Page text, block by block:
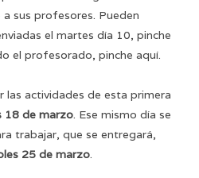
sus profesores. Pueden
el martes día 10, pinche
el profesorado, pinche aquí.
las actividades de esta primera
18 de marzo. Ese mismo día se
trabajar, que se entregará,
25 de marzo.